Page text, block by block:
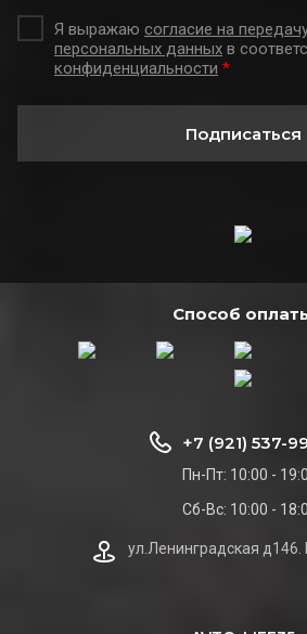
Я выражаю согласие на
персональных данных в
конфиденциальности *
Подписаться
Способ
+7 (921) 537-
Пн-Пт: 10:00 -
Сб-Вс: 10:00 -
ул.Ленинградская д146.